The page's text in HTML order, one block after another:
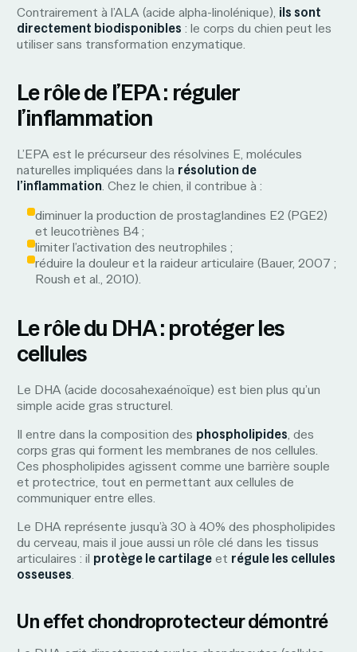
Contrairement à l’ALA (acide alpha-linolénique), ils sont
directement biodisponibles : le corps du chien peut les
utiliser sans transformation enzymatique.
Le rôle de l’EPA : réguler
l’inflammation
L’EPA est le précurseur des résolvines E, molécules
naturelles impliquées dans la résolution de
l’inflammation. Chez le chien, il contribue à :
diminuer la production de prostaglandines E2 (PGE2)
et leucotriènes B4 ;
limiter l’activation des neutrophiles ;
réduire la douleur et la raideur articulaire (Bauer, 2007 ;
Roush et al., 2010).
Le rôle du DHA : protéger les
cellules
Le DHA (acide docosahexaénoïque) est bien plus qu’un
simple acide gras structurel.
Il entre dans la composition des phospholipides, des
corps gras qui forment les membranes de nos cellules.
Ces phospholipides agissent comme une barrière souple
et protectrice, tout en permettant aux cellules de
communiquer entre elles.
Le DHA représente jusqu’à 30 à 40% des phospholipides
du cerveau, mais il joue aussi un rôle clé dans les tissus
articulaires : il protège le cartilageet régule les cellules
osseuses.
Un effet chondroprotecteur démontré